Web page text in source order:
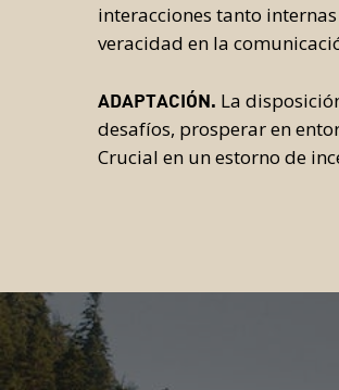
interacciones tanto
veracidad en la
ADAPTACIÓN. La
desafíos, prosperar en
Crucial en un estorno de